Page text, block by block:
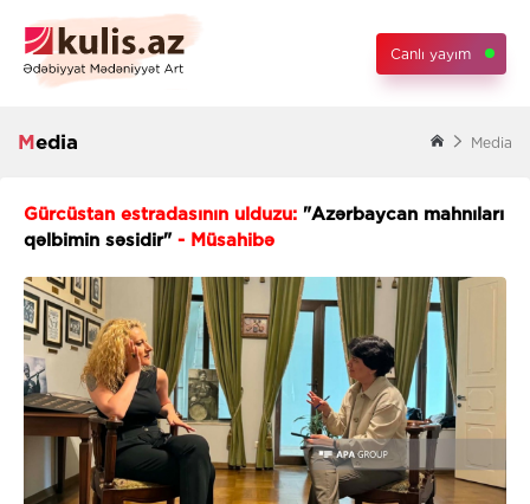
Canlı yayım
Media Media
Gürcüstan estradasının ulduzu: "Azərbaycan mahnıları
qəlbimin səsidir" - Müsahibə